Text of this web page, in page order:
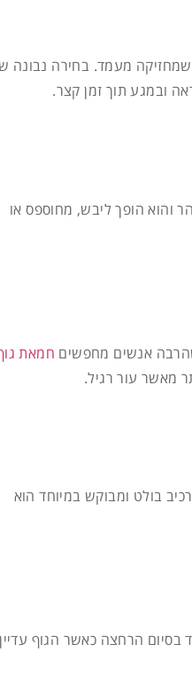
שמחזיקה מעמד. בחירה נבונה
ובמגע תוך זמן קצר.
והוא הופך ליבש, מחוספס או
אנשים מחפשים חמאת
מאשר עור רגיל.
בולט ומבוקש במיוחד הוא
בסיום הרחצה כאשר הגוף עדיין